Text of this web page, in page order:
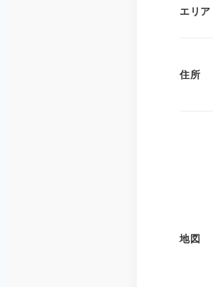
エリア
住所
地図